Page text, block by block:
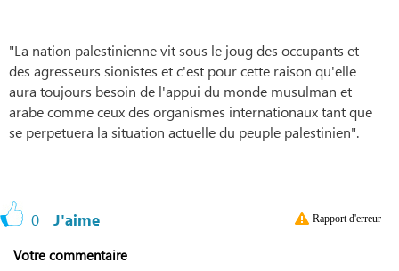
"La nation palestinienne vit sous le joug des occupants et
des agresseurs sionistes et c'est pour cette raison qu'elle
aura toujours besoin de l'appui du monde musulman et
arabe comme ceux des organismes internationaux tant que
se perpetuera la situation actuelle du peuple palestinien".
0 J'aime Rapport d'erreur
Votre commentaire